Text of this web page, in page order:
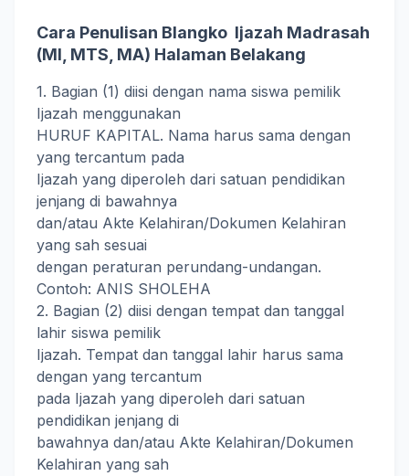
Cara Penulisan Blangko Ijazah Madrasah
(MI, MTS, MA) Halaman Belakang
1. Bagian (1) diisi dengan nama siswa pemilik
Ijazah menggunakan
HURUF KAPITAL. Nama harus sama dengan
yang tercantum pada
Ijazah yang diperoleh dari satuan pendidikan
jenjang di bawahnya
dan/atau Akte Kelahiran/Dokumen Kelahiran
yang sah sesuai
dengan peraturan perundang-undangan.
Contoh: ANIS SHOLEHA
2. Bagian (2) diisi dengan tempat dan tanggal
lahir siswa pemilik
Ijazah. Tempat dan tanggal lahir harus sama
dengan yang tercantum
pada Ijazah yang diperoleh dari satuan
pendidikan jenjang di
bawahnya dan/atau Akte Kelahiran/Dokumen
Kelahiran yang sah